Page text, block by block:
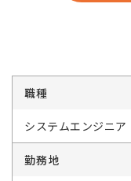
職種
システムエンジニア
勤務地